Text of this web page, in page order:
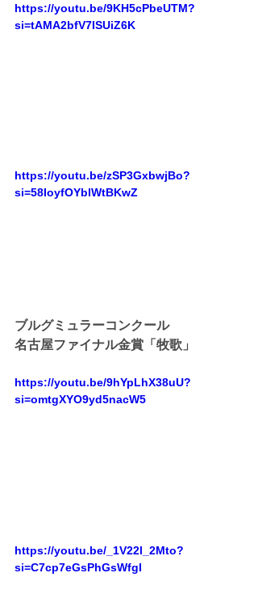
https://youtu.be/9KH5cPbeUTM?
si=tAMA2bfV7ISUiZ6K
https://youtu.be/zSP3GxbwjBo?
si=58IoyfOYblWtBKwZ
ブルグミュラーコンクール
名古屋ファイナル金賞「牧歌」
https://youtu.be/9hYpLhX38uU?
si=omtgXYO9yd5nacW5
https://youtu.be/_1V22l_2Mto?
si=C7cp7eGsPhGsWfgI